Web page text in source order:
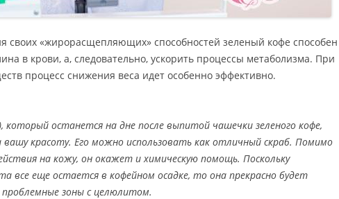
своих «жирорасщепляющих» способностей зеленый кофе способен
в крови, а, следовательно, ускорить процессы метаболизма. При
процесс снижения веса идет особенно эффективно.
останется на дне после выпитой чашечки зеленого кофе,
вашу красоту. Его можно использовать как отличный скраб. Помимо
на кожу, он окажет и химическую помощь. Поскольку
все еще остается в кофейном осадке, то она прекрасно будет
зоны с целюлитом.